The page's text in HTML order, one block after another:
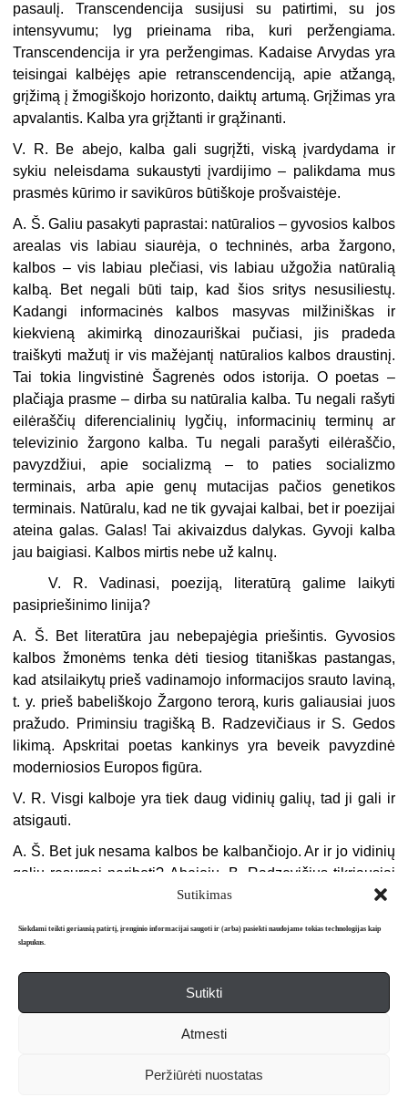
Sutikimas
Siekdami teikti geriausią patirtį, įrenginio informacijai saugoti ir (arba) pasiekti naudojame tokias technologijas kaip
slapukus.
Sutikti
Atmesti
Peržiūrėti nuostatas
pasaulį. Transcendencija susijusi su patirtimi, su jos
intensyvumu; lyg prieinama riba, kuri peržengiama.
Transcendencija ir yra peržengimas. Kadaise Arvydas yra
teisingai kalbėjęs apie retranscendenciją, apie atžangą,
grįžimą į žmogiškojo horizonto, daiktų artumą. Grįžimas yra
apvalantis. Kalba yra grįžtanti ir grąžinanti.
V. R. Be abejo, kalba gali sugrįžti, viską įvardydama ir
sykiu neleisdama sukaustyti įvardijimo – palikdama mus
prasmės kūrimo ir savikūros būtiškoje prošvaistėje.
A. Š. Galiu pasakyti paprastai: natūralios – gyvosios kalbos
arealas vis labiau siaurėja, o techninės, arba žargono,
kalbos – vis labiau plečiasi, vis labiau užgožia natūralią
kalbą. Bet negali būti taip, kad šios sritys nesusiliestų.
Kadangi informacinės kalbos masyvas milžiniškas ir
kiekvieną akimirką dinozauriškai pučiasi, jis pradeda
traiškyti mažutį ir vis mažėjantį natūralios kalbos draustinį.
Tai tokia lingvistinė Šagrenės odos istorija. O poetas –
plačiąja prasme – dirba su natūralia kalba. Tu negali rašyti
eilėraščių diferencialinių lygčių, informacinių terminų ar
televizinio žargono kalba. Tu negali parašyti eilėraščio,
pavyzdžiui, apie socializmą – to paties socializmo
terminais, arba apie genų mutacijas pačios genetikos
terminais. Natūralu, kad ne tik gyvajai kalbai, bet ir poezijai
ateina galas. Galas! Tai akivaizdus dalykas. Gyvoji kalba
jau baigiasi. Kalbos mirtis nebe už kalnų.
V. R. Vadinasi, poeziją, literatūrą galime laikyti
pasipriešinimo linija?
A. Š. Bet literatūra jau nebepajėgia priešintis. Gyvosios
kalbos žmonėms tenka dėti tiesiog titaniškas pastangas,
kad atsilaikytų prieš vadinamojo informacijos srauto laviną,
t. y. prieš babeliškojo Žargono terorą, kuris galiausiai juos
pražudo. Priminsiu tragišką B. Radzevičiaus ir S. Gedos
likimą. Apskritai poetas kankinys yra beveik pavyzdinė
moderniosios Europos figūra.
V. R. Visgi kalboje yra tiek daug vidinių galių, tad ji gali ir
atsigauti.
A. Š. Bet juk nesama kalbos be kalbančiojo. Ar ir jo vidinių
galių resursai neriboti? Abejoju. B. Radzevičius tikriausiai
V. R. Šiuo metu, turėdami omenyje lietuvių literatūros
situaciją ir bendrą kalbos raidą, turėtume neužmiršti vieno
dalyko: mūsų bendrinė kalba yra labai jau nesenas kūrinys
– nors mums atrodo, kad ji gyvuoja nuo amžių amžinųjų –
jai tik apie šimtas penkiasdešimt metų. Ir ji vargu ar radosi
natūraliai: į literatūrą natūrali kalba ėjo, tarkim, per Žemaitę,